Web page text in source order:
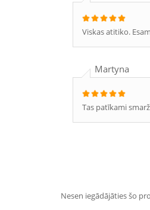
Viskas atitiko.
Martyna
Tas patīkami
Nesen iegādājāties šo